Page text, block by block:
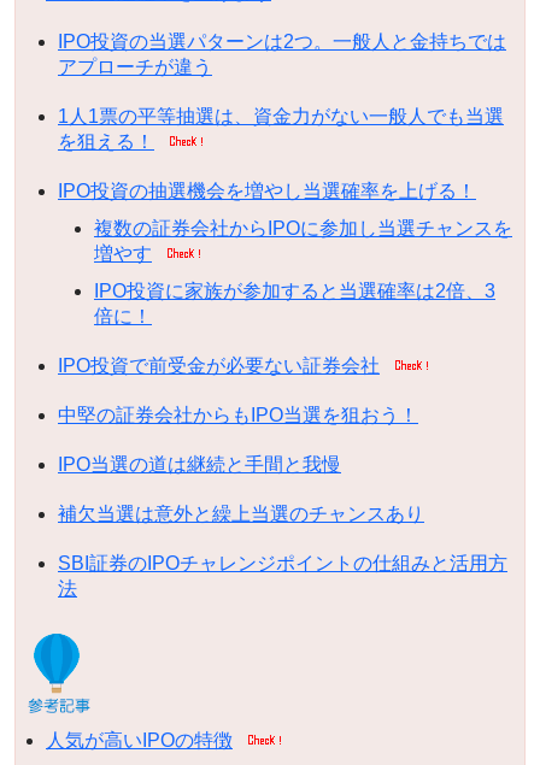
IPO投資の当選パターンは2つ。一般人と金持ちでは
アプローチが違う
1人1票の平等抽選は、資金力がない一般人でも当選
を狙える！
IPO投資の抽選機会を増やし当選確率を上げる！
複数の証券会社からIPOに参加し当選チャンスを
増やす
IPO投資に家族が参加すると当選確率は2倍、3
倍に！
IPO投資で前受金が必要ない証券会社
中堅の証券会社からもIPO当選を狙おう！
IPO当選の道は継続と手間と我慢
補欠当選は意外と繰上当選のチャンスあり
SBI証券のIPOチャレンジポイントの仕組みと活用方
法
人気が高いIPOの特徴